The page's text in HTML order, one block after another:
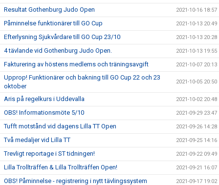
Resultat Gothenburg Judo Open 2021-10-16 18:57
Påminnelse funktionärer till GO Cup 2021-10-13 20:49
Efterlysning Sjukvårdare till GO Cup 23/10 2021-10-13 20:28
4 tävlande vid Gothenburg Judo Open. 2021-10-13 19:55
Fakturering av höstens medlems och träningsavgift 2021-10-07 20:13
Upprop! Funktionärer och bakning till GO Cup 22 och 23
oktober
2021-10-05 20:50
Aris på regelkurs i Uddevalla 2021-10-02 20:48
OBS! Informationsmöte 5/10 2021-09-29 23:47
Tufft motstånd vid dagens Lilla TT Open 2021-09-26 14:28
Två medaljer vid Lilla TT 2021-09-25 14:16
Trevligt reportage i ST tidningen! 2021-09-22 09:49
Lilla Trollträffen & Lilla Trollträffen Open! 2021-09-21 16:07
OBS! Påminnelse - registrering i nytt tävlingssystem 2021-09-17 19:02